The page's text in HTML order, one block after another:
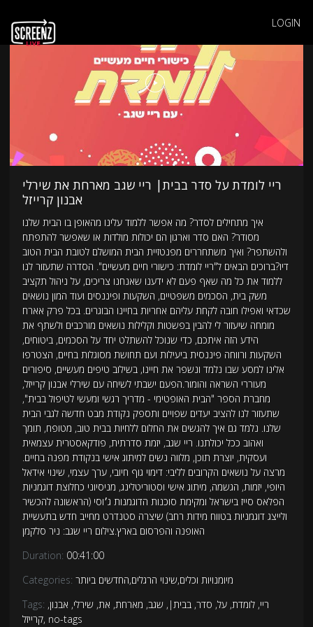
LOGIN
ריי לומדת על סדר בבית| ריי שגב מארחת את שירלי
אבנון קרייזל
איך מתחילים לסדר? מה אפשר ללמוד עלינו מהאופן בו הבית שלנו
מסודר? האם סדר וארגון הם יכולות מולדות או שאפשר להתפתח
ולהשתפר? ואיך משתחררים מפנטזיית הבית המושלם לטובת הבית הטוב
דיו?ברוכים הבאים ל"ריי לומדת: כישורי חיים מעשיים". הסדרה שתעזור לנו
ללמוד את כל מה שאף פעם לא ידענו שאנחנו צריכים, על ניהול תקציב
משק בית, הסכמים משפטיים, השקעות ופיננסים ועוד המון נושאים
שכדאי ואפילו חובה לקחת עליהם אחריות בחיינו הבוגרים. בכל פרק אארח
מומחה שיעזור לי להבין בפשטות וקלילות נושאים מורכבים ולשתף את
הידע הזה איתכם, כדי שנוכל להשתלט יחד על הסכמים, ביטוחים,
השקעות ורווחה פיננסית ביעילות ועם תחושת מסוגלות בחיים, הצטרפו
אלינו למסע שבו נלמד ונשפר את חיינו, בשילוב טיפים מעשיים, סיפורים
מעוררי השראה והומור.הפעם ישבתי לשיחה עם שירלי אבנון קרייזל,
מחברת הספר "הבית האופטימי - מדריך רגשי ומעשי לטיפול בבית",
שתעזור לנו להציב יעדים שפויים ותספק נקודת מבט חדשה לגבי הבית
שלנו. נלמד גם איך להגשים את החלום ללחיות בבית טוב, מטופח, תומך
ואהוב ככל יכולתנו. ריי שגב, יזמת סדרתית, פודקאסטרית עצמאית
ועסקית, יוצרת תוכן, מלווה נשים למיתוג אישי בנקודת מפנה בחיים.
מרצה על נושאים הקרובים לליבי: דימוי גוף חיובי, ערך עצמי, שינוי אידאל
היופי, יזמות, הגשמה, מיתוג אישי וסטוריטלינג, מניסיוני כחלוצת דוגמניות
הפלאס סייז בישראל ומקימת סוכנות הדוגמנות ג׳וסי (הראשונה להכשיר
ולייצג דוגמניות בטווח מידות רחב) שיצרה סטנדרט מחייב חדש בתעשיית
האופנה והפרסום בארץ.צילום ריי שגב: ניר סלקמן
Duration: 00:41:00
Categories:
מיומנויות וכלים,שינוי הרגלים,החדשים ביותר
Tags:
ריי,לומדת,על, סדר,בבית| ,שגב, מארחת, את,שירלי, אבנון,
קרייזל, no-tags